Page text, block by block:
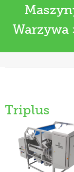
Warzywa
Triplus